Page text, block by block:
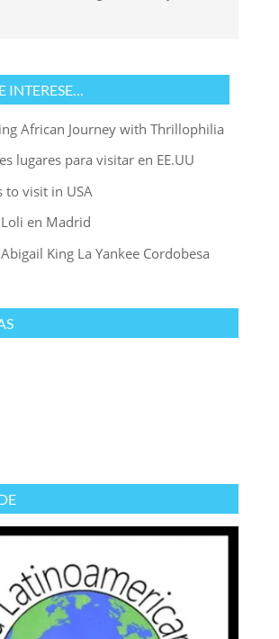
INTERESE…
African Journey with Thrillophilia
lugares para visitar en EE.UU
to visit in USA
en Madrid
King La Yankee Cordobesa